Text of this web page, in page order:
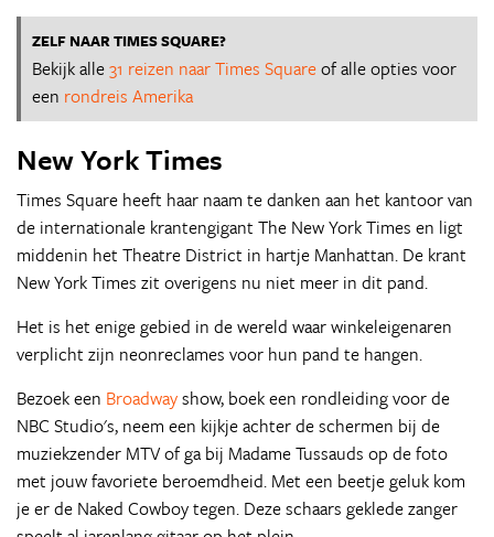
ZELF NAAR TIMES SQUARE?
Bekijk alle31 reizen naar Times Squareof alle opties voor
een rondreis Amerika
New York Times
Times Square heeft haar naam te danken aan het kantoor van
de internationale krantengigant The New York Times en ligt
middenin het Theatre District in hartje Manhattan. De krant
New York Times zit overigens nu niet meer in dit pand.
Het is het enige gebied in de wereld waar winkeleigenaren
verplicht zijn neonreclames voor hun pand te hangen.
Bezoek een Broadwayshow, boek een rondleiding voor de
NBC Studio's, neem een kijkje achter de schermen bij de
muziekzender MTV of ga bij Madame Tussauds op de foto
met jouw favoriete beroemdheid. Met een beetje geluk kom
je er de Naked Cowboy tegen. Deze schaars geklede zanger